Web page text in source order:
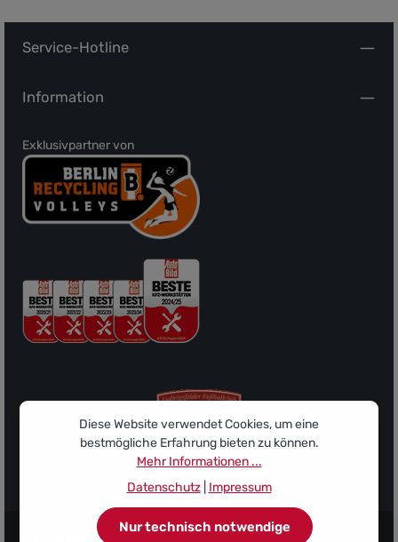
Service-Hotline
Information
Exklusivpartner von
Sponsor des Ludwigsfelder FC
Diese Website verwendet Cookies, um eine
bestmögliche Erfahrung bieten zu können.
Mehr Informationen ...
Datenschutz| Impressum
Nur technisch notwendige